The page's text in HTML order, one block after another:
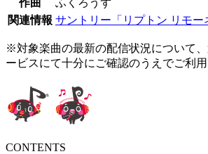
関連情報 サントリー「リプトン リモー
※対象楽曲の最新の配信状況について
ービスにて十分にご確認のうえでご利用
CONTENTS